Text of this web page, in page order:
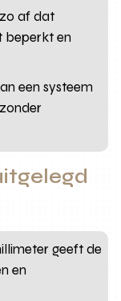
af dat
beperkt en
een systeem
geeft de
en